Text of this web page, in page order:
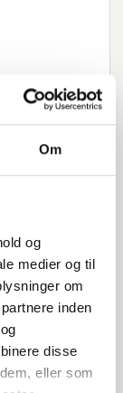
Om
og
medier og til
om
inden
disse
eller som